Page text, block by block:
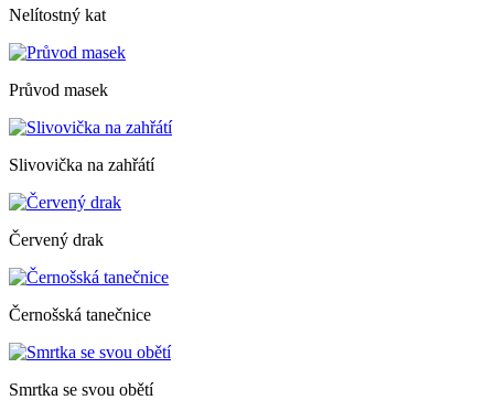
Nelítostný kat
Průvod masek
Slivovička na zahřátí
Červený drak
Černošská tanečnice
Smrtka se svou obětí